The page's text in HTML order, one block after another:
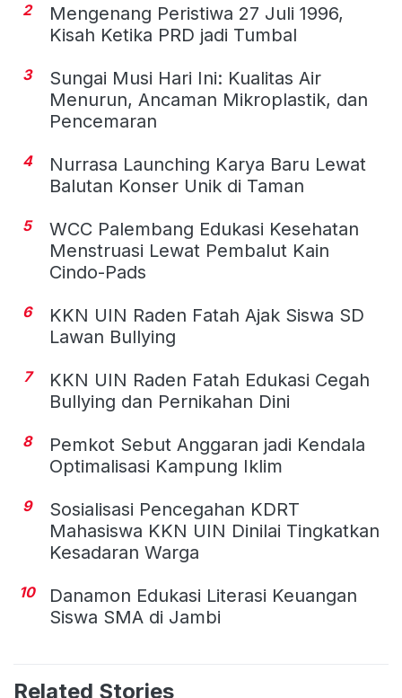
2
Mengenang Peristiwa 27 Juli 1996,
Kisah Ketika PRD jadi Tumbal
3
Sungai Musi Hari Ini: Kualitas Air
Menurun, Ancaman Mikroplastik, dan
Pencemaran
4
Nurrasa Launching Karya Baru Lewat
Balutan Konser Unik di Taman
5
WCC Palembang Edukasi Kesehatan
Menstruasi Lewat Pembalut Kain
Cindo-Pads
6
KKN UIN Raden Fatah Ajak Siswa SD
Lawan Bullying
7
KKN UIN Raden Fatah Edukasi Cegah
Bullying dan Pernikahan Dini
8
Pemkot Sebut Anggaran jadi Kendala
Optimalisasi Kampung Iklim
9
Sosialisasi Pencegahan KDRT
Mahasiswa KKN UIN Dinilai Tingkatkan
Kesadaran Warga
10
Danamon Edukasi Literasi Keuangan
Siswa SMA di Jambi
Related Stories